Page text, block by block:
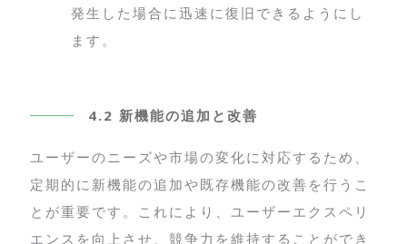
発生した場合に迅速に復旧できるようにし
ます。
4.2 新機能の追加と改善
ユーザーのニーズや市場の変化に対応するため、
定期的に新機能の追加や既存機能の改善を行うこ
とが重要です。これにより、ユーザーエクスペリ
エンスを向上させ、競争力を維持することができ